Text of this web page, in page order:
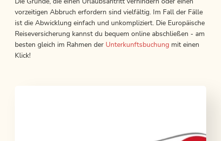
vorzeitigen Abbruch erfordern sind vielfältig. Im Fall der Fälle
ist die Abwicklung einfach und unkompliziert. Die Europäische
Reiseversicherung kannst du bequem online abschließen - am
besten gleich im Rahmen der Unterkunftsbuchung mit einen
Klick!